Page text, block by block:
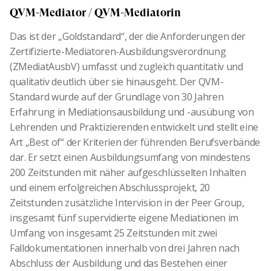
QVM-Mediator / QVM-Mediatorin
Das ist der „Goldstandard“, der die Anforderungen der
Zertifizierte-Mediatoren-Ausbildungsverordnung
(ZMediatAusbV) umfasst und zugleich quantitativ und
qualitativ deutlich über sie hinausgeht. Der QVM-
Standard wurde auf der Grundlage von 30 Jahren
Erfahrung in Mediationsausbildung und -ausübung von
Lehrenden und Praktizierenden entwickelt und stellt eine
Art „Best of“ der Kriterien der führenden Berufsverbände
dar. Er setzt einen Ausbildungsumfang von mindestens
200 Zeitstunden mit näher aufgeschlüsselten Inhalten
und einem erfolgreichen Abschlussprojekt, 20
Zeitstunden zusätzliche Intervision in der Peer Group,
insgesamt fünf supervidierte eigene Mediationen im
Umfang von insgesamt 25 Zeitstunden mit zwei
Falldokumentationen innerhalb von drei Jahren nach
Abschluss der Ausbildung und das Bestehen einer